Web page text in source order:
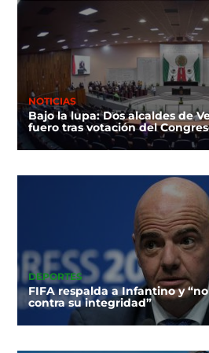
NOTICIAS
Bajo la lupa: Dos alcaldes de
fuero tras votación del
DEPORTES
FIFA respalda a Infantino y
contra su integridad”